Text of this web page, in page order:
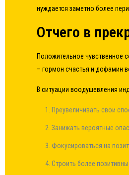
нуждается заметно более
Отчего в
Положительное чувственное
– гормон счастья и дофамин
В ситуации воодушевления
Преувеличивать свои
Занижать вероятные
Фокусироваться на
Строить более